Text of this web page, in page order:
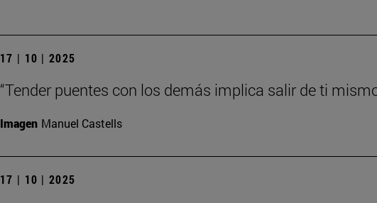
17 | 10 | 2025
“Tender puentes con los demás implica salir de ti
Imagen Manuel Castells
17 | 10 | 2025